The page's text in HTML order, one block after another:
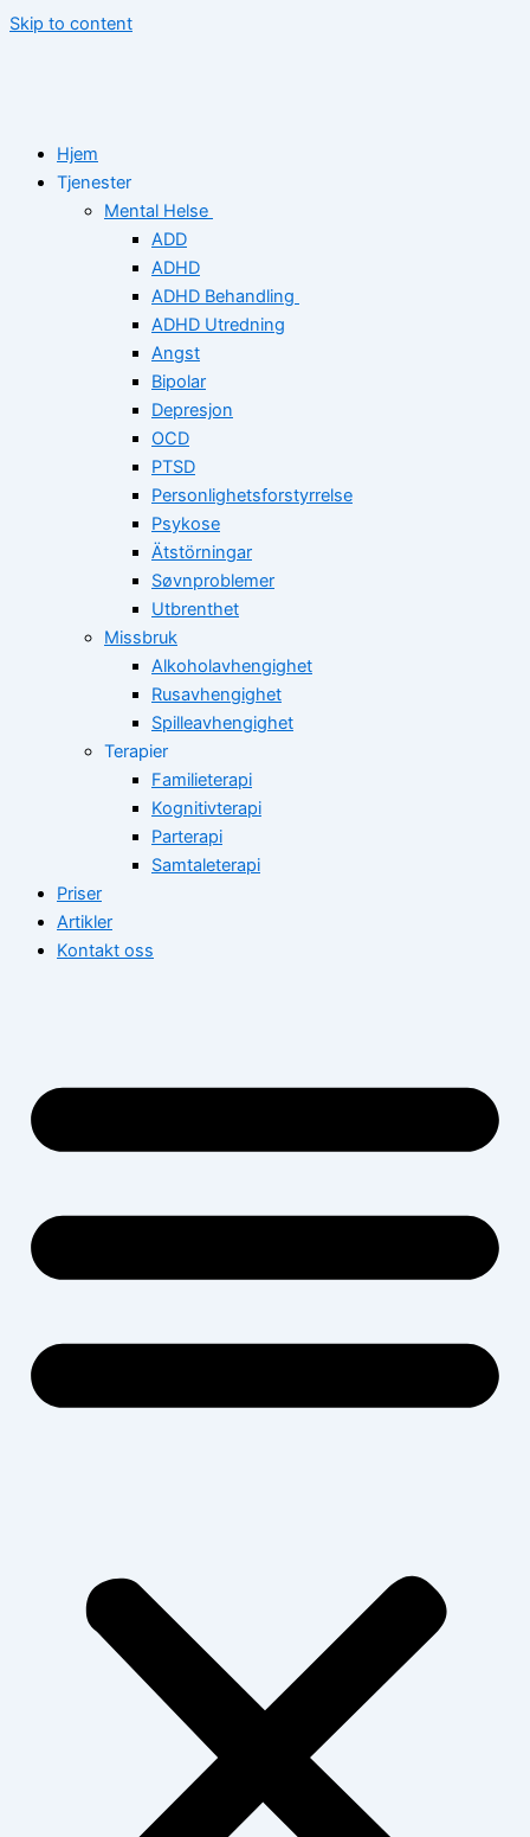
Skip to content
Hjem
Tjenester
Mental Helse
ADD
ADHD
ADHD Behandling
ADHD Utredning
Angst
Bipolar
Depresjon
OCD
PTSD
Personlighetsforstyrrelse
Psykose
Ätstörningar
Søvnproblemer
Utbrenthet
Missbruk
Alkoholavhengighet
Rusavhengighet
Spilleavhengighet
Terapier
Familieterapi
Kognitivterapi
Parterapi
Samtaleterapi
Priser
Artikler
Kontakt oss